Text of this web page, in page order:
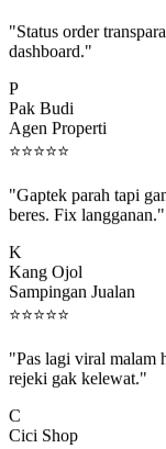
dashboard."
Pak Budi
Agen Properti
⭐⭐⭐⭐⭐
beres. Fix langganan."
Kang Ojol
Sampingan Jualan
⭐⭐⭐⭐⭐
rejeki gak kelewat."
Cici Shop
Importir